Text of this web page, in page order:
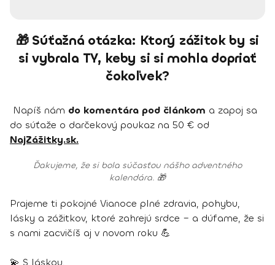
🎁 Súťažná otázka: Ktorý zážitok by si
si vybrala TY, keby si si mohla dopriať
čokoľvek?
Napíš nám do komentára pod článkom a zapoj sa
do súťaže o darčekový poukaz na 50 € od
NajZážitky.sk.
Ďakujeme, že si bola súčasťou nášho adventného
kalendára. 🎁
Prajeme ti pokojné Vianoce plné zdravia, pohybu,
lásky a zážitkov, ktoré zahrejú srdce – a dúfame, že si
s nami zacvičíš aj v novom roku 💪